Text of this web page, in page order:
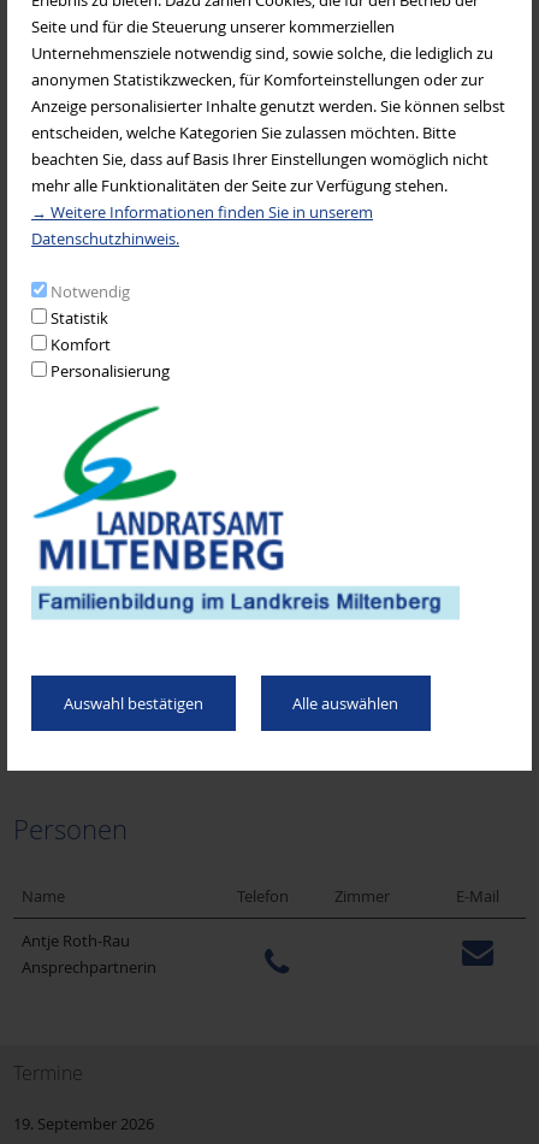
Seite und für die Steuerung unserer kommerziellen
Unternehmensziele notwendig sind, sowie solche, die lediglich zu
anonymen Statistikzwecken, für Komforteinstellungen oder zur
Anzeige personalisierter Inhalte genutzt werden. Sie können selbst
entscheiden, welche Kategorien Sie zulassen möchten. Bitte
beachten Sie, dass auf Basis Ihrer Einstellungen womöglich nicht
mehr alle Funktionalitäten der Seite zur Verfügung stehen.
→ Weitere Informationen finden Sie in unserem
Datenschutzhinweis.
Notwendig
Statistik
Komfort
Personalisierung
Auswahl bestätigen Alle auswählen
Sozialdienst katholischer Frauen e.V. Aschaffenburg (SkF)
Musikverbände
Familien- stützpunkte
Service
Ferienbetreuung
Betreuung am schulfreien Buß-und Bettag
Nähkurse für Kinder
Entspannungskurs
Vorträge, Aktionen und Projekte
Johanniter Mehrgenerationenhaus
63897 Miltenberg
E-Mail versenden
Internetseite
Personen
Name Telefon Zimmer E-Mail
Antje Roth-Rau
Ansprechpartnerin
Termine
19. September 2026